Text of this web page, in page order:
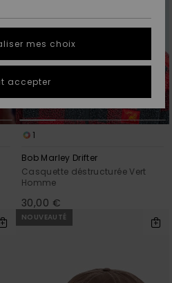
1
Bob Marley Drifter
Casquette déstructurée Vert
Homme
30,00 €
NOUVEAUTÉ
mes choix
accepter